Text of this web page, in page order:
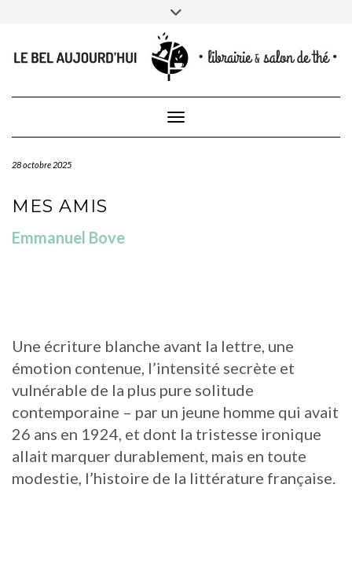
CONTACTEZ-NOUS
Toggle
Toggle Navigation
28 octobre 2025
MES AMIS
Emmanuel Bove
Une écriture blanche avant la lettre, une
émotion contenue, l’intensité secrète et
vulnérable de la plus pure solitude
contemporaine – par un jeune homme qui avait
26 ans en 1924, et dont la tristesse ironique
allait marquer durablement, mais en toute
modestie, l’histoire de la littérature française.